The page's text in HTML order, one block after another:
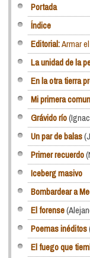
Portada
Índice
Editorial:Armar
La unidad de la
En la otra tierra
Mi primera
Grávido río
Un par de balas
Primer recuerdo
Iceberg masivo
Bombardear a
El forense
Poemas inéditos
El fuego que